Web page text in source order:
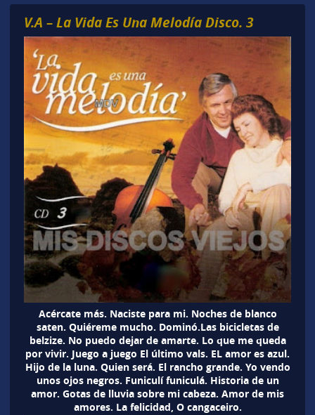
V.A – La Vida Es Una Melodía Disco. 3
Acércate más. Naciste para mi. Noches de blanco
saten. Quiéreme mucho. Dominó.Las bicicletas de
belzize. No puedo dejar de amarte. Lo que me queda
por vivir. Juego a juego El último vals. EL amor es azul.
Hijo de la luna. Quien será. El rancho grande. Yo vendo
unos ojos negros. Funiculí funiculá. Historia de un
amor. Gotas de lluvia sobre mi cabeza. Amor de mis
amores. La felicidad, O cangaceiro.